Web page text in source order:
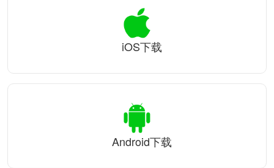
iOS下载
Android下载